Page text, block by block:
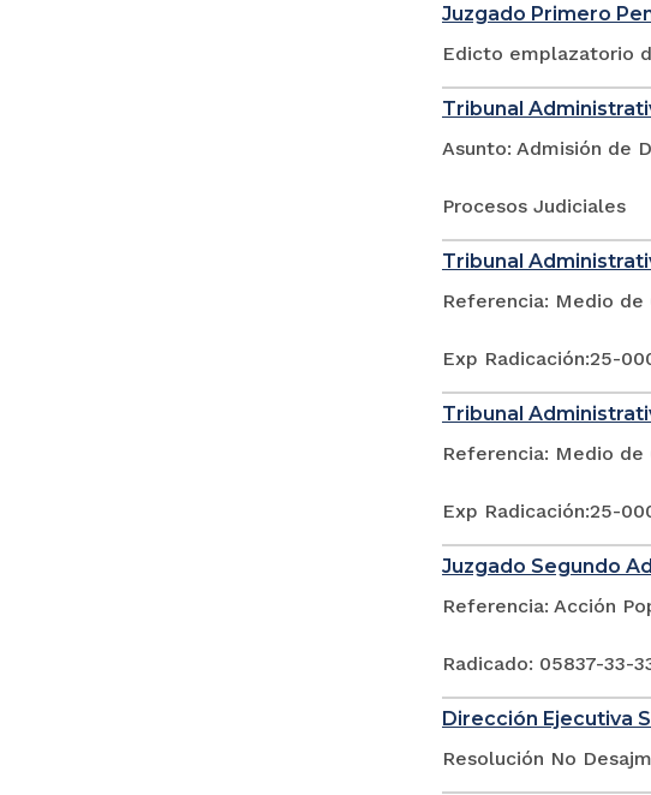
Juzgado Primero
Edicto emplazatorio
Tribunal
Asunto: Admisión de
Procesos Judiciales
Tribunal
Referencia: Medio
Exp Radicación:25-
Tribunal
Referencia: Medio
Exp Radicación:25-
Juzgado Segundo
Referencia: Acción
Radicado: 05837-33-
Dirección Ejecutiva
Resolución No